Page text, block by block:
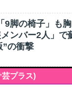
9脚の椅子」も
ンバー2人」で
”の衝撃
芸プラス)